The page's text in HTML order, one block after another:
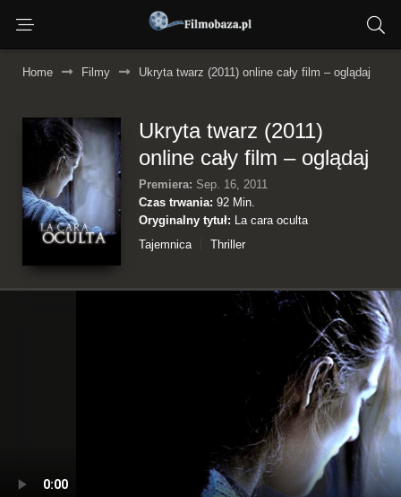
Home Filmy Ukryta twarz (2011) online cały film – oglądaj
Ukryta twarz (2011)
online cały film – oglądaj
Premiera: Sep. 16, 2011
Czas trwania: 92 Min.
Oryginalny tytuł: La cara oculta
Tajemnica
Thriller